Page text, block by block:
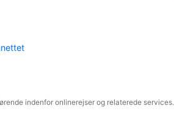
indenfor onlinerejser og relaterede services.